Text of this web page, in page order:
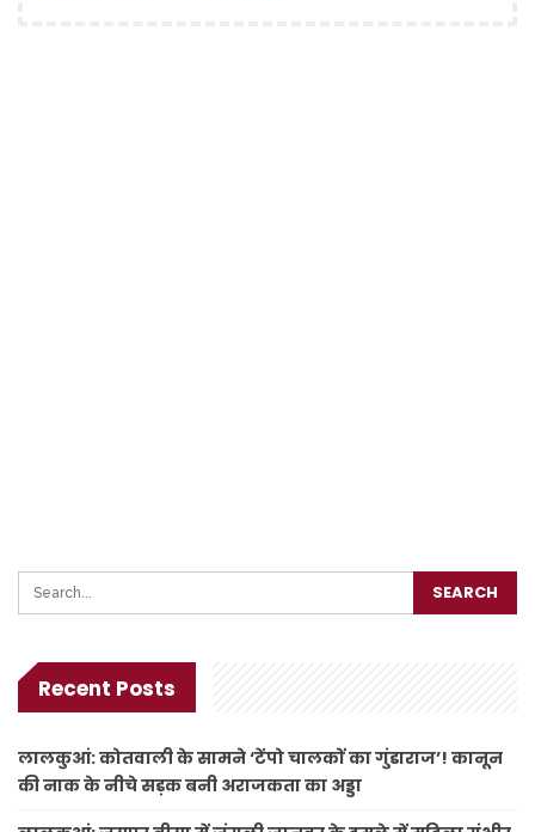
Recent Posts
लालकुआं: कोतवाली के सामने ‘टेंपो चालकों का गुंडाराज’! कानून
की नाक के नीचे सड़क बनी अराजकता का अड्डा